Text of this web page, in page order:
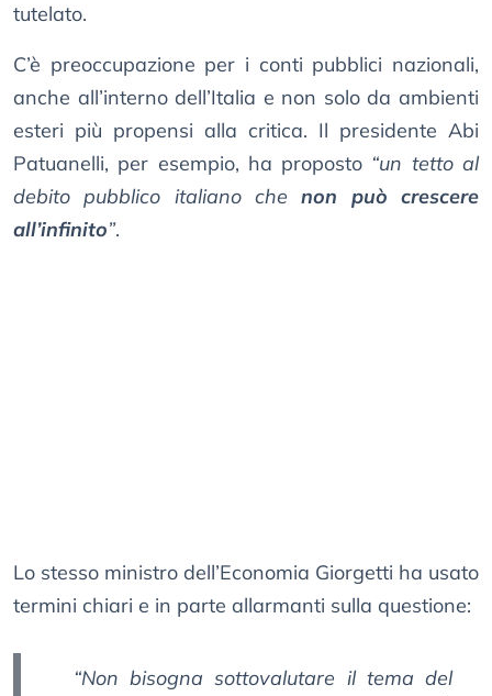
tutelato.
C’è preoccupazione per i conti pubblici nazionali,
anche all’interno dell’Italia e non solo da ambienti
esteri più propensi alla critica. Il presidente Abi
Patuanelli, per esempio, ha proposto “un tetto al
debito pubblico italiano chenon può crescere
all’infinito”.
Lo stesso ministro dell’Economia Giorgetti ha usato
termini chiari e in parte allarmanti sulla questione:
“Non bisogna sottovalutare il tema del